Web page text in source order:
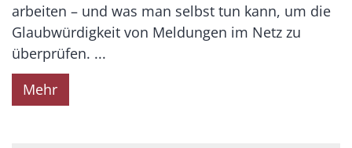
arbeiten – und was man selbst tun kann, um die
Glaubwürdigkeit von Meldungen im Netz zu
überprüfen. ...
Mehr